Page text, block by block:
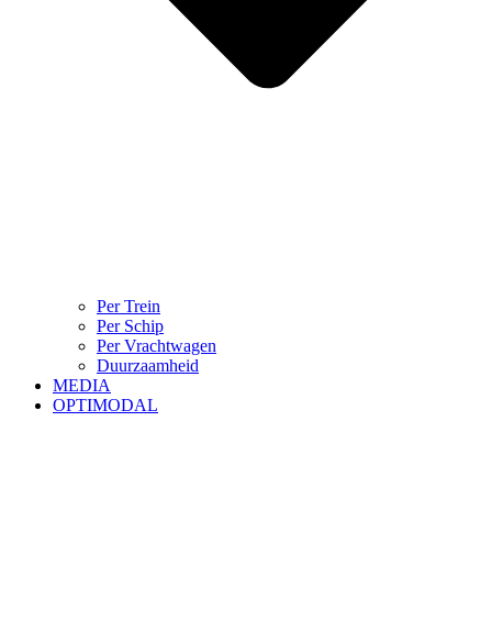
Per Trein
Per Schip
Per Vrachtwagen
Duurzaamheid
MEDIA
OPTIMODAL